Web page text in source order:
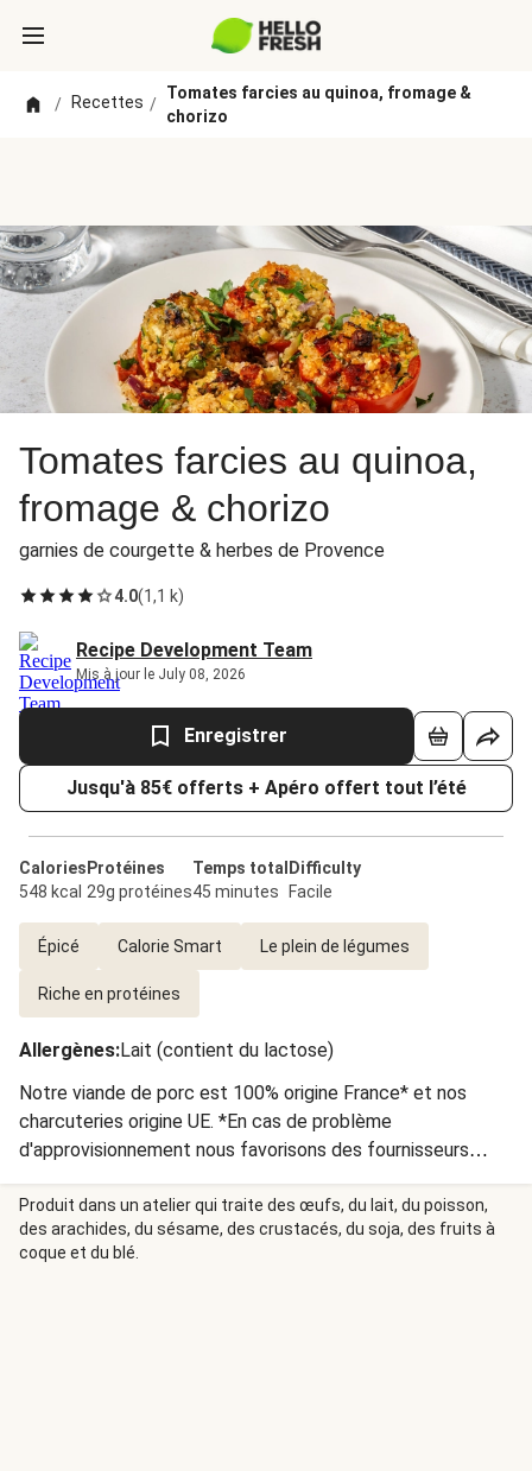
/ Recettes /
Tomates farcies au quinoa, fromage &
chorizo
Tomates farcies au quinoa,
fromage & chorizo
garnies de courgette & herbes de Provence
4.0(1,1 k)
Recipe Development Team
Mis à jour le July 08, 2026
Enregistrer
Jusqu'à 85€ offerts + Apéro offert tout l’été
Calories
548 kcal
Protéines
29g protéines
Temps total
45 minutes
Difficulty
Facile
Épicé Calorie Smart Le plein de légumes
Riche en protéines
Allergènes:Lait (contient du lactose)
Notre viande de porc est 100% origine France* et nos
charcuteries origine UE. *En cas de problème
d'approvisionnement nous favorisons des fournisseurs
européens de qualité équivalente.
Produit dans un atelier qui traite des œufs, du lait, du poisson,
des arachides, du sésame, des crustacés, du soja, des fruits à
coque et du blé.